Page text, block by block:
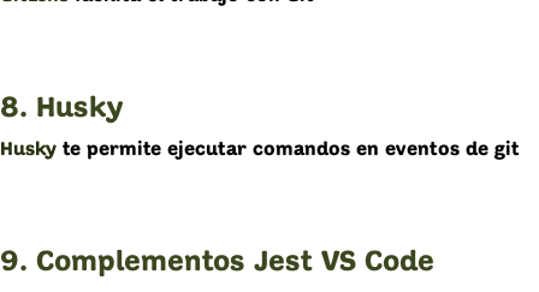
8. Husky
Husky te permite ejecutar comandos en eventos de git
9. Complementos Jest VS Code